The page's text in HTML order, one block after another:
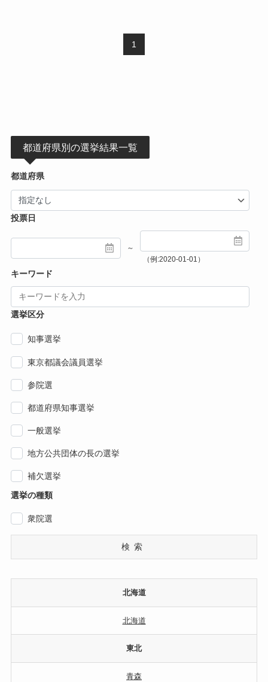
1
都道府県別の選挙結果一覧
都道府県
投票日
～
（例:2020-01-01）
キーワード
選挙区分
知事選挙
東京都議会議員選挙
参院選
都道府県知事選挙
一般選挙
地方公共団体の長の選挙
補欠選挙
選挙の種類
衆院選
検索
北海道
北海道
東北
青森